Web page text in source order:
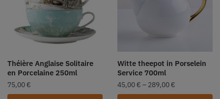
Théière Anglaise Solitaire
en Porcelaine 250ml
75,00 €
Witte theepot in Porselein
Service 700ml
45,00 € – 289,00 €